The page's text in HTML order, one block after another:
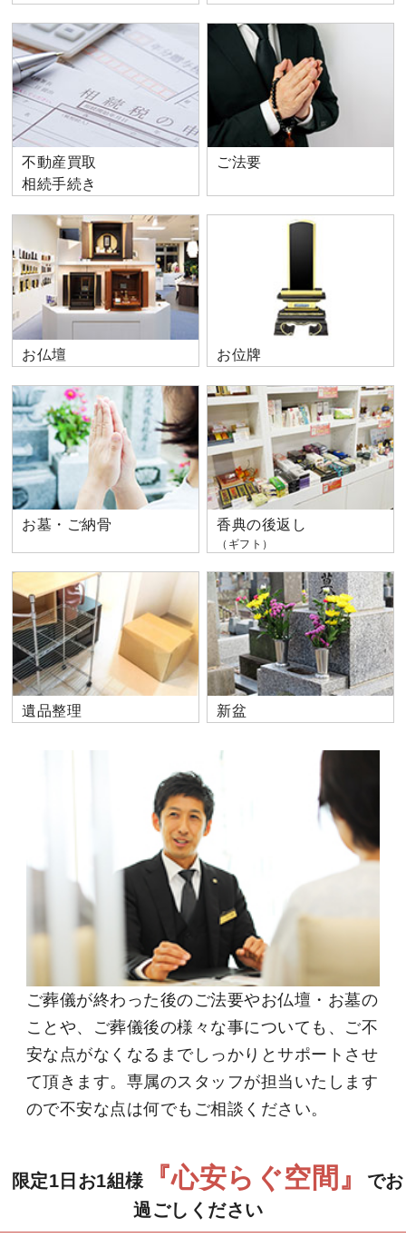
不動産買取
相続手続き
ご法要
お仏壇 お位牌
お墓・ご納骨 香典の後返し
（ギフト）
遺品整理 新盆
ご葬儀が終わった後のご法要やお仏壇・お墓の
ことや、ご葬儀後の様々な事についても、ご不
安な点がなくなるまでしっかりとサポートさせ
て頂きます。専属のスタッフが担当いたします
ので不安な点は何でもご相談ください。
限定1日お1組様 『心安らぐ空間』
でお
過ごしください